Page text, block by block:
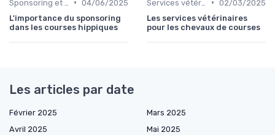
04/06/2025
L'importance du sponsoring
dans les courses hippiques
02/03/2025
Les services vétérinaires
pour les chevaux de courses
Les articles par date
Février 2025
Mars 2025
Avril 2025
Mai 2025